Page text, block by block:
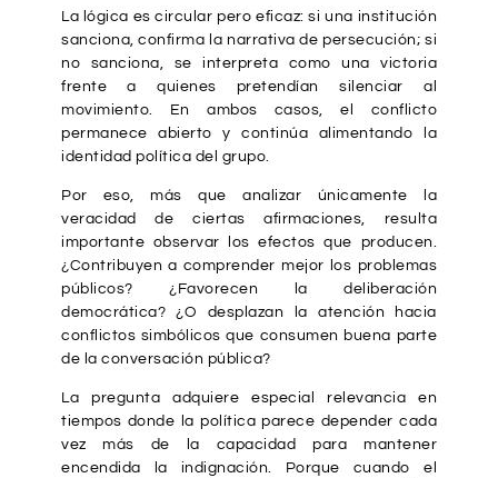
La lógica es circular pero eficaz: si una institución
sanciona, confirma la narrativa de persecución; si
no sanciona, se interpreta como una victoria
frente a quienes pretendían silenciar al
movimiento. En ambos casos, el conflicto
permanece abierto y continúa alimentando la
identidad política del grupo.
Por eso, más que analizar únicamente la
veracidad de ciertas afirmaciones, resulta
importante observar los efectos que producen.
¿Contribuyen a comprender mejor los problemas
públicos? ¿Favorecen la deliberación
democrática? ¿O desplazan la atención hacia
conflictos simbólicos que consumen buena parte
de la conversación pública?
La pregunta adquiere especial relevancia en
tiempos donde la política parece depender cada
vez más de la capacidad para mantener
encendida la indignación. Porque cuando el